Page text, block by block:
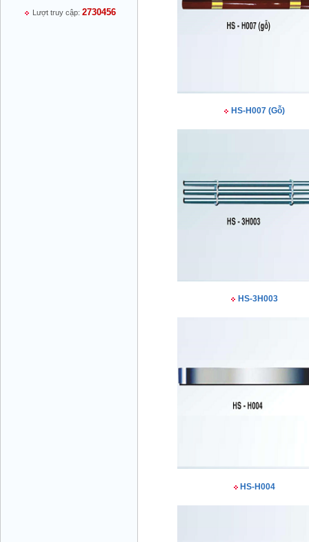
Lượt truy cập: 2730456
HS-H007 (Gỗ)
HS-3H003
HS-H004